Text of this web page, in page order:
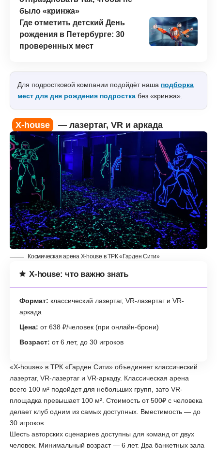
было «кринжа»
Где отметить детский День
рождения в Петербурге: 30
проверенных мест
Для подростковой компании подойдёт наша подборка
мест для дня рождения подростка без «кринжа».
X-house — лазертаг, VR и аркада
Космическая арена X-house в ТРК «Гарден Сити»
X-house: что важно знать
Формат: классический лазертаг, VR-лазертаг и VR-
аркада
Цена: от 638 ₽/человек (при онлайн-брони)
Возраст: от 6 лет, до 30 игроков
«X-house» в ТРК «Гарден Сити» объединяет классический
лазертаг, VR-лазертаг и VR-аркаду. Классическая арена
всего 100 м² подойдет для небольших групп, зато VR-
площадка превышает 100 м². Стоимость от 500₽ с человека
делает клуб одним из самых доступных. Вместимость — до
30 игроков.
Шесть авторских сценариев доступны для команд от двух
человек. Минимальный возраст — 6 лет. Два банкетных зала